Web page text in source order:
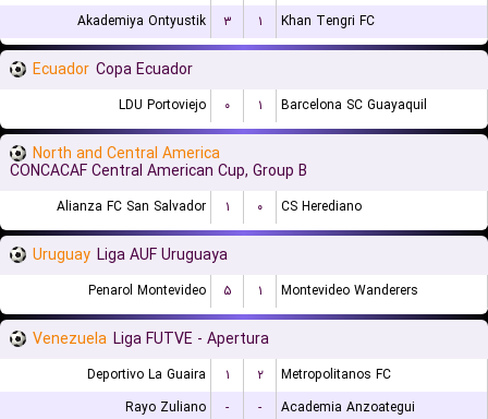
Akademiya Ontyustik
۳ ۱ Khan Tengri FC
Ecuador Copa Ecuador
LDU Portoviejo ۰ ۱ Barcelona SC Guayaquil
North and Central America
CONCACAF Central American Cup, Group B
Alianza FC San Salvador ۱ ۰ CS Herediano
Uruguay Liga AUF Uruguaya
Penarol Montevideo ۵ ۱ Montevideo Wanderers
Venezuela Liga FUTVE - Apertura
Deportivo La Guaira ۱ ۲
Metropolitanos FC
Rayo Zuliano
- -
Academia Anzoategui